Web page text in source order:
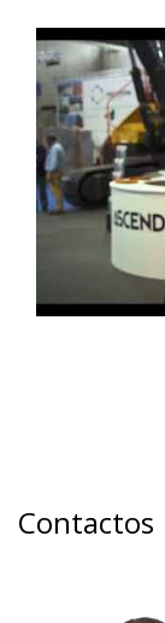
Contactos